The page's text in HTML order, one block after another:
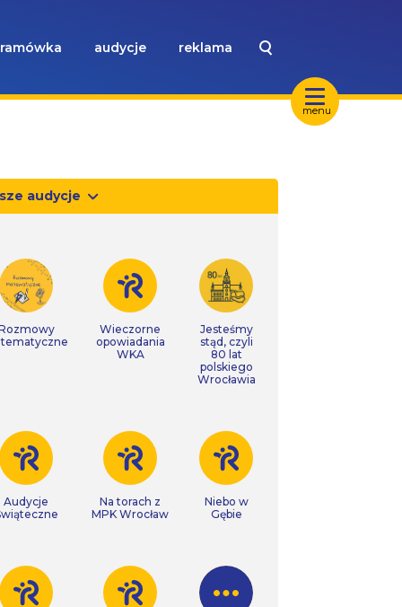
menu
ramówka audycje reklama
audycje
Wieczorne
opowiadania
WKA
Jesteśmy
stąd, czyli
80 lat
polskiego
Wrocławia
Audycje
Na torach z
MPK Wrocław
Niebo w
Gębie